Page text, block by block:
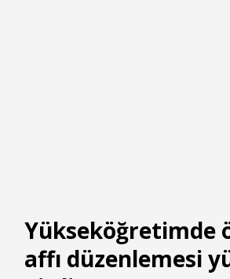
Yükseköğretimde
affı düzenlemesi